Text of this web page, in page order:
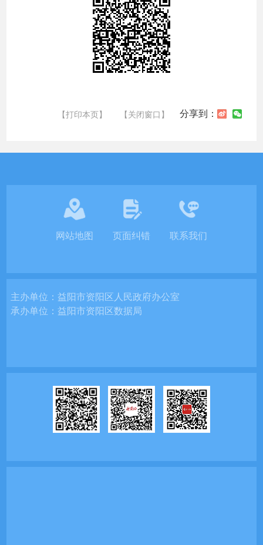
【打印本页】 【关闭窗口】 分享到：
网站地图 页面纠错 联系我们
主办单位：益阳市资阳区人民政府办公室
承办单位：益阳市资阳区数据局